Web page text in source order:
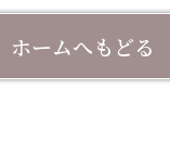
ホームへもどる